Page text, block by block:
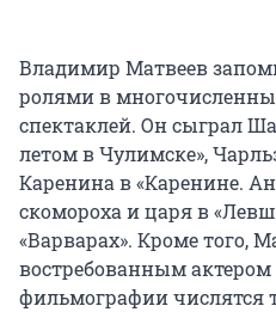
Владимир Матвеев
ролями в
спектаклей. Он сыграл
летом в Чулимске»,
Каренина в «Каренине.
скомороха и царя в
«Варварах». Кроме того,
востребованным актером
фильмографии числятся